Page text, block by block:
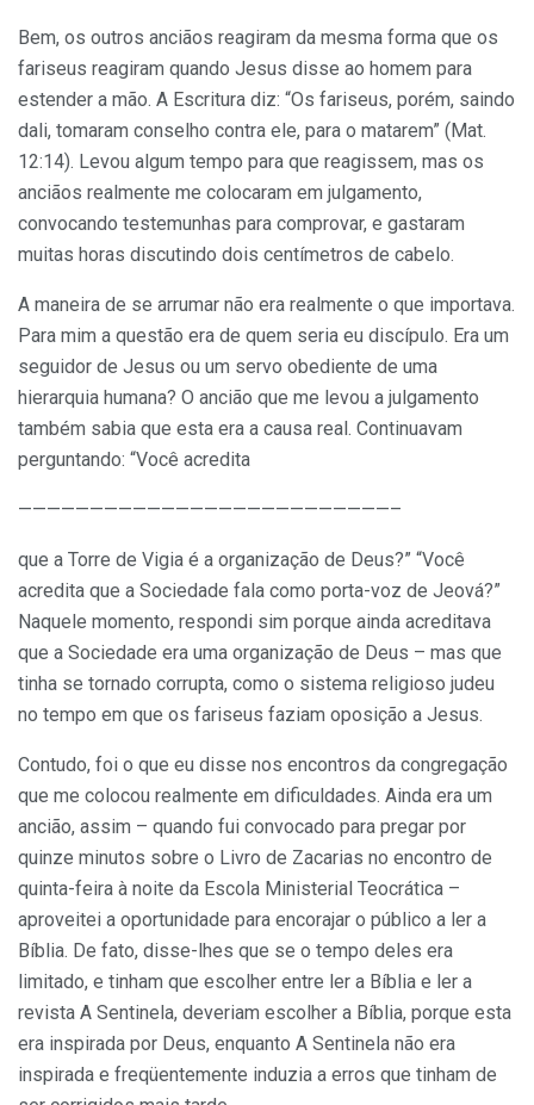
Bem, os outros anciãos reagiram da mesma forma que os
fariseus reagiram quando Jesus disse ao homem para
estender a mão. A Escritura diz: “Os fariseus, porém, saindo
dali, tomaram conselho contra ele, para o matarem” (Mat.
12:14). Levou algum tempo para que reagissem, mas os
anciãos realmente me colocaram em julgamento,
convocando testemunhas para comprovar, e gastaram
muitas horas discutindo dois centímetros de cabelo.
A maneira de se arrumar não era realmente o que importava.
Para mim a questão era de quem seria eu discípulo. Era um
seguidor de Jesus ou um servo obediente de uma
hierarquia humana? O ancião que me levou a julgamento
também sabia que esta era a causa real. Continuavam
perguntando: “Você acredita
——————————————————————————–
que a Torre de Vigia é a organização de Deus?” “Você
acredita que a Sociedade fala como porta-voz de Jeová?”
Naquele momento, respondi sim porque ainda acreditava
que a Sociedade era uma organização de Deus – mas que
tinha se tornado corrupta, como o sistema religioso judeu
no tempo em que os fariseus faziam oposição a Jesus.
Contudo, foi o que eu disse nos encontros da congregação
que me colocou realmente em dificuldades. Ainda era um
ancião, assim – quando fui convocado para pregar por
quinze minutos sobre o Livro de Zacarias no encontro de
quinta-feira à noite da Escola Ministerial Teocrática –
aproveitei a oportunidade para encorajar o público a ler a
Bíblia. De fato, disse-lhes que se o tempo deles era
limitado, e tinham que escolher entre ler a Bíblia e ler a
revista A Sentinela, deveriam escolher a Bíblia, porque esta
era inspirada por Deus, enquanto A Sentinela não era
inspirada e freqüentemente induzia a erros que tinham de